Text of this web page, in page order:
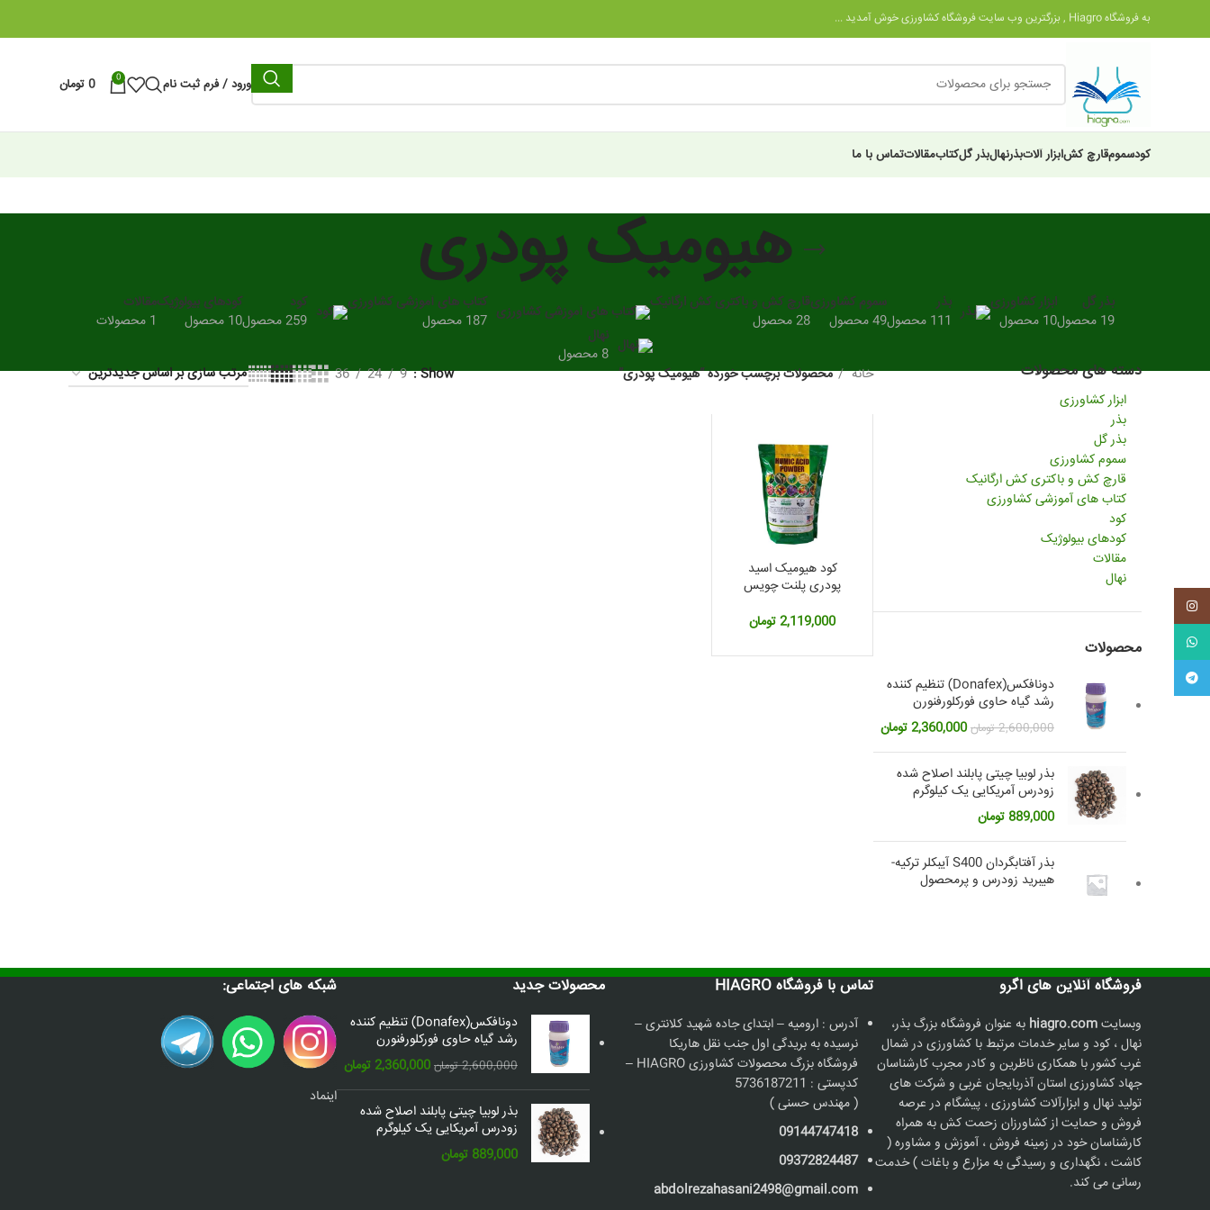
به فروشگاه Hiagro , بزرگترین وب سایت فروشگاه کشاورزی خوش آمدید ...
ورود / فرم ثبت نام 0
0 تومان
کودسمومقارچ کشابزار آلاتبذرنهالبذر گلکتابمقالاتتماس با ما
هیومیک پودری
بذر گل
19 محصول
ابزار کشاورزی
10 محصول
بذر
111 محصول
سموم کشاورزی
49 محصول
قارچ کش و باکتری کش ارگانیک
28 محصول
کتاب های آموزشی کشاورزی
187 محصول
کود
259 محصول
کودهای بیولوژیک
10 محصول
مقالات
1 محصولات
نهال
8 محصول
دسته های محصولات
ابزار کشاورزی
بذر
بذر گل
سموم کشاورزی
قارچ کش و باکتری کش ارگانیک
کتاب های آموزشی کشاورزی
کود
کودهای بیولوژیک
مقالات
نهال
محصولات
دونافکس(Donafex) تنظیم کننده
رشد گیاه حاوی فورکلورفنورن
2,600,000 تومانقیمت
اصلی:
2,600,000 تومان
بود.
2,360,000تومانقیمت
فعلی:
بذر لوبیا چیتی پابلند اصلاح شده
زودرس آمریکایی یک کیلوگرم
889,000تومان
بذر آفتابگردان S400 آیبکلر ترکیه-
هیبرید زودرس و پرمحصول
خانه محصولات برچسب خورده “هیومیک پودری” Show
9
24
36
کود هیومیک اسید
پودری پلنت چویس
2,119,000تومان
فروشگاه آنلاین های اگرو
وبسایتhiagro.com به عنوان فروشگاه بزرگ بذر،
نهال ، کود و سایر خدمات مرتبط با کشاورزی در شمال
غرب کشور با همکاری ناظرین و کادر مجرب کارشناسان
جهاد کشاورزی استان آذربایجان غربی و شرکت های
تولید نهال و ابزارآلات کشاورزی ، پیشگام در عرصه
فروش و حمایت از کشاورزان زحمت کش به همراه
کارشناسان خود در زمینه فروش ، آموزش و مشاوره (
کاشت ، نگهداری و رسیدگی به مزارع و باغات ) خدمت
رسانی می کند.
تماس با فروشگاه HIAGRO
آدرس : ارومیه – ابتدای جاده شهید کلانتری –
نرسیده به بریدگی اول جنب نقل هاریکا
فروشگاه بزرگ محصولات کشاورزی HIAGRO –
کدپستی : 5736187211
( مهندس حسنی )
09144747418
09372824487
abdolrezahasani2498@gmail.com
محصولات جدید
دونافکس(Donafex) تنظیم کننده
رشد گیاه حاوی فورکلورفنورن
2,600,000 تومان قیمت
اصلی:
2,600,000 تومان
بود.
2,360,000 تومانقیمت
فعلی:
2,360,000 تومان.
بذر لوبیا چیتی پابلند اصلاح شده
زودرس آمریکایی یک کیلوگرم
889,000 تومان
شبکه های اجتماعی:
اینماد
واتس آپ